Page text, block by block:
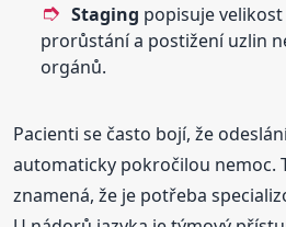
Staging popisuje
prorůstání a postižení uzlin
orgánů.
Pacienti se často bojí, že
automaticky pokročilou nemoc.
znamená, že je potřeba